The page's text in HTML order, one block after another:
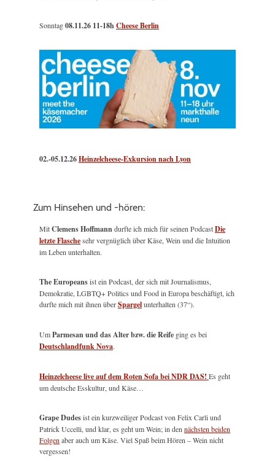
Sonntag08.11.26 11-18hCheese Berlin
02.-05.12.26Heinzelcheese-Exkursion nach Lyon
Zum Hinsehen und -hören:
MitClemens Hoffmanndurfte ich mich für seinen PodcastDie
letzte Flaschesehr vergnüglich über Käse, Wein und die Intuition
im Leben unterhalten.
The Europeansist ein Podcast, der sich mit Journalismus,
Demokratie, LGBTQ+ Politics und Food in Europa beschäftigt, ich
durfte mich mit ihnen überSpargelunterhalten (37“).
UmParmesan und das Alter bzw. die Reife ging es bei
Deutschlandfunk Nova.
Heinzelcheese live auf dem Roten Sofa bei NDR DAS! Es geht
um deutsche Esskultur, und Käse…
Grape Dudesist ein kurzweiliger Podcast von Felix Carli und
Patrick Uccelli, und klar, es geht um Wein; in den nächsten beiden
Folgen aber auch um Käse. Viel Spaß beim Hören – Wein nicht
vergessen!